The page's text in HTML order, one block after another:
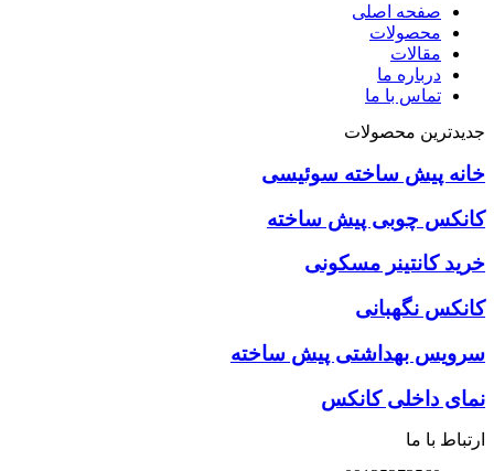
صفحه اصلی
محصولات
مقالات
درباره ما
تماس با ما
جدیدترین محصولات
خانه پیش ساخته سوئیسی
کانکس چوبی پیش ساخته
خرید کانتینر مسکونی
كانكس نگهبانی
سرويس بهداشتی پيش ساخته
نمای داخلی کانکس
ارتباط با ما